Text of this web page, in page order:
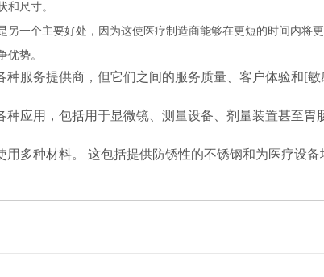
和尺寸。
另一个主要好处，因为这使医疗制造商能够在更短的时间内将
优势。
种服务提供商，但它们之间的服务质量、客户体验和[敏
种应用，包括用于显微镜、测量设备、剂量装置甚至胃
多种材料。 这包括提供防锈性的不锈钢和为医疗设备